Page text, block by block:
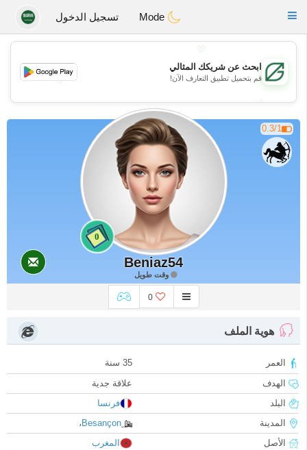
GulfDating
Toggle
تسجيل الدخول
💖
💕
💕
ابحث عن شريكك المثالي
قم بتحميل تطبيق التعارف الآن!
0.3/1
0
Beniaz54
وقت طويل
0
هوية الملف
العمر
35 سنة
الهدف
علاقة جدية
البلد
فرنسا
المدينة
Besançon ،
الأصل
المغرب